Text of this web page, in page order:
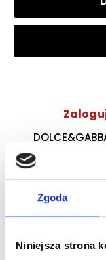
Zgoda
Niniejsza strona